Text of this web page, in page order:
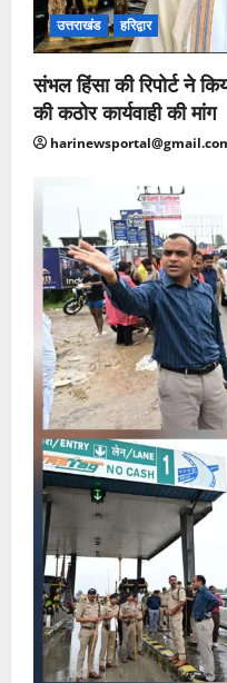
उत्तराखंड हरिद्वार
संभल हिंसा की रिपोर्ट ने
की कठोर कार्यवाही की मांग